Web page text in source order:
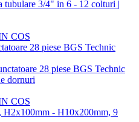
COS
28 piese BGS Technic
COS
H2x100mm - H10x200mm, 9